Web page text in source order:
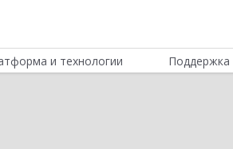
и технологии Поддержка